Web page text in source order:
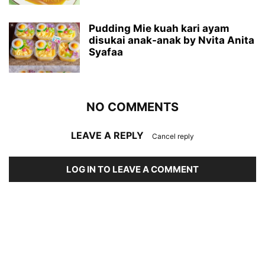
Pudding Mie kuah kari ayam
disukai anak-anak by Nvita Anita
Syafaa
NO COMMENTS
LEAVE A REPLY Cancel reply
LOG IN TO LEAVE A COMMENT